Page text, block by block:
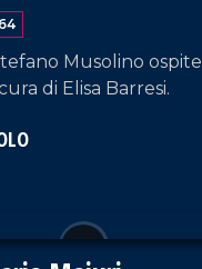
Musolino ospite
di Elisa Barresi.